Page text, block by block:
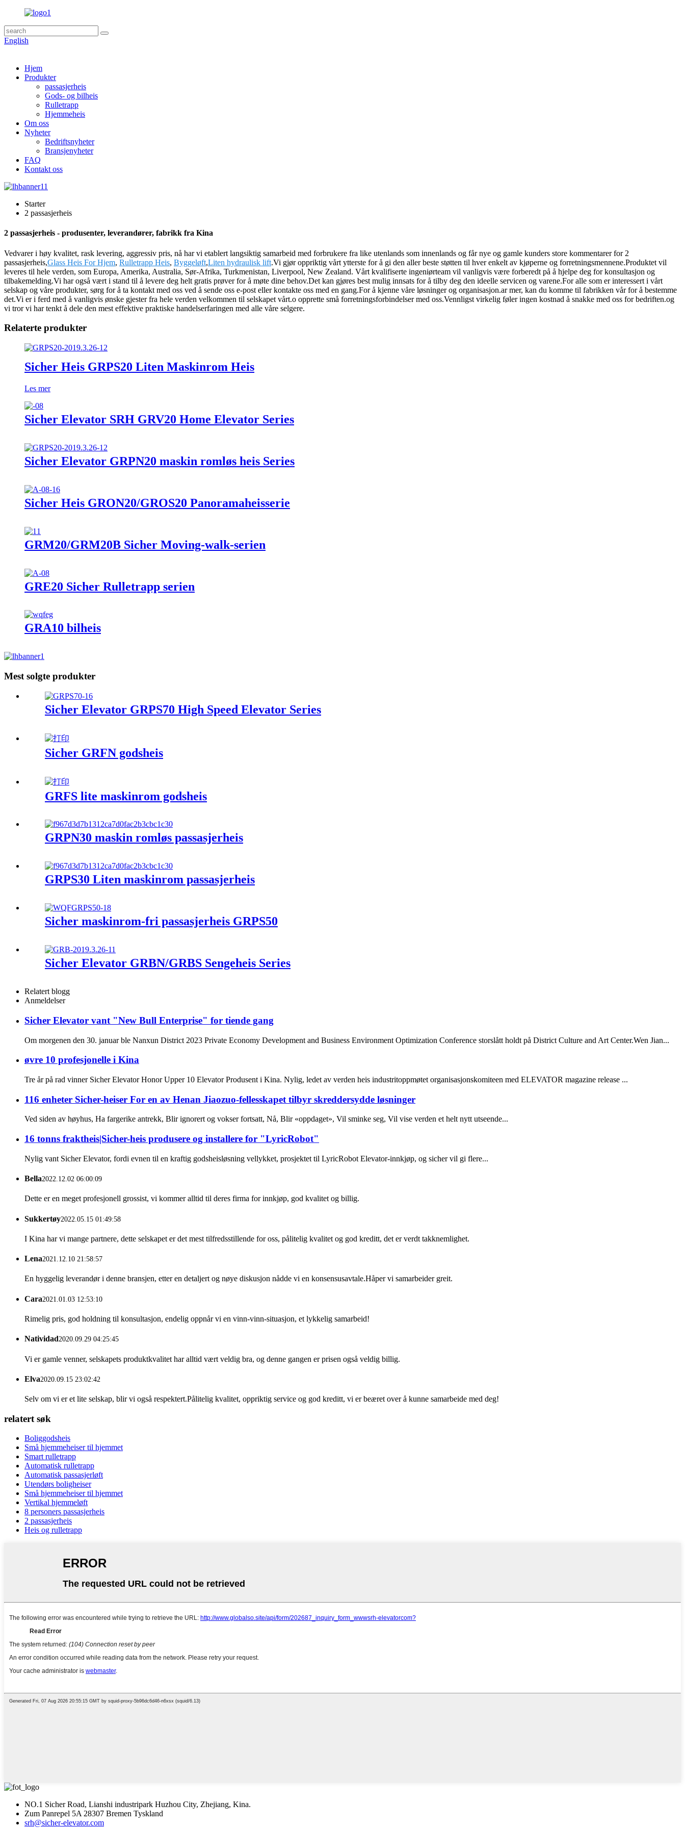
English
Hjem
Produkter
passasjerheis
Gods- og bilheis
Rulletrapp
Hjemmeheis
Om oss
Nyheter
Bedriftsnyheter
Bransjenyheter
FAQ
Kontakt oss
Starter
2 passasjerheis
2 passasjerheis - produsenter, leverandører, fabrikk fra Kina
Vedvarer i høy kvalitet, rask levering, aggressiv pris, nå har vi etablert langsiktig samarbeid med forbrukere fra like utenlands som innenlands og får nye og gamle kunders store kommentarer for 2
passasjerheis,Glass Heis For Hjem, Rulletrapp Heis, Byggeløft,Liten hydraulisk lift.Vi gjør oppriktig vårt ytterste for å gi den aller beste støtten til hver enkelt av kjøperne og forretningsmennene.Produktet vil
leveres til hele verden, som Europa, Amerika, Australia, Sør-Afrika, Turkmenistan, Liverpool, New Zealand. Vårt kvalifiserte ingeniørteam vil vanligvis være forberedt på å hjelpe deg for konsultasjon og
tilbakemelding.Vi har også vært i stand til å levere deg helt gratis prøver for å møte dine behov.Det kan gjøres best mulig innsats for å tilby deg den ideelle servicen og varene.For alle som er interessert i vårt
selskap og våre produkter, sørg for å ta kontakt med oss ​​ved å sende oss e-post eller kontakte oss med en gang.For å kjenne våre løsninger og organisasjon.ar mer, kan du komme til fabrikken vår for å bestemme
det.Vi er i ferd med å vanligvis ønske gjester fra hele verden velkommen til selskapet vårt.o opprette små forretningsforbindelser med oss.Vennligst virkelig føler ingen kostnad å snakke med oss ​​for bedriften.og
vi tror vi har tenkt å dele den mest effektive praktiske handelserfaringen med alle våre selgere.
Relaterte produkter
Sicher Heis GRPS20 Liten Maskinrom Heis
Les mer
Sicher Elevator SRH GRV20 Home Elevator Series
Sicher Elevator GRPN20 maskin romløs heis Series
Sicher Heis GRON20/GROS20 Panoramaheisserie
GRM20/GRM20B Sicher Moving-walk-serien
GRE20 Sicher Rulletrapp serien
GRA10 bilheis
Mest solgte produkter
Sicher Elevator GRPS70 High Speed ​​Elevator Series
Sicher GRFN godsheis
GRFS lite maskinrom godsheis
GRPN30 maskin romløs passasjerheis
GRPS30 Liten maskinrom passasjerheis
Sicher maskinrom-fri passasjerheis GRPS50
Sicher Elevator GRBN/GRBS Sengeheis Series
Relatert blogg
Anmeldelser
Sicher Elevator vant "New Bull Enterprise" for tiende gang
Om morgenen den 30. januar ble Nanxun District 2023 Private Economy Development and Business Environment Optimization Conference storslått holdt på District Culture and Art Center.Wen Jian...
øvre 10 profesjonelle i Kina
Tre år på rad vinner Sicher Elevator Honor Upper 10 Elevator Produsent i Kina. Nylig, ledet av verden heis industritoppmøtet organisasjonskomiteen med ELEVATOR magazine release ...
116 enheter Sicher-heiser For en av Henan Jiaozuo-fellesskapet tilbyr skreddersydde løsninger
Ved siden av høyhus, Ha fargerike antrekk, Blir ignorert og vokser fortsatt, Nå, Blir «oppdaget», Vil sminke seg, Vil vise verden et helt nytt utseende...
16 tonns fraktheis|Sicher-heis produsere og installere for "LyricRobot"
Nylig vant Sicher Elevator, fordi evnen til en kraftig godsheisløsning vellykket, prosjektet til LyricRobot Elevator-innkjøp, og sicher vil gi flere...
Bella2022.12.02 06:00:09
Dette er en meget profesjonell grossist, vi kommer alltid til deres firma for innkjøp, god kvalitet og billig.
Sukkertøy2022.05.15 01:49:58
I Kina har vi mange partnere, dette selskapet er det mest tilfredsstillende for oss, pålitelig kvalitet og god kreditt, det er verdt takknemlighet.
Lena2021.12.10 21:58:57
En hyggelig leverandør i denne bransjen, etter en detaljert og nøye diskusjon nådde vi en konsensusavtale.Håper vi samarbeider greit.
Cara2021.01.03 12:53:10
Rimelig pris, god holdning til konsultasjon, endelig oppnår vi en vinn-vinn-situasjon, et lykkelig samarbeid!
Natividad2020.09.29 04:25:45
Vi er gamle venner, selskapets produktkvalitet har alltid vært veldig bra, og denne gangen er prisen også veldig billig.
Elva2020.09.15 23:02:42
Selv om vi er et lite selskap, blir vi også respektert.Pålitelig kvalitet, oppriktig service og god kreditt, vi er beæret over å kunne samarbeide med deg!
relatert søk
Boliggodsheis
Små hjemmeheiser til hjemmet
Smart rulletrapp
Automatisk rulletrapp
Automatisk passasjerløft
Utendørs boligheiser
Små hjemmeheiser til hjemmet
Vertikal hjemmeløft
8 personers passasjerheis
2 passasjerheis
Heis og rulletrapp
NO.1 Sicher Road, Lianshi industripark Huzhou City, Zhejiang, Kina.
Zum Panrepel 5A 28307 Bremen Tyskland
srh@sicher-elevator.com